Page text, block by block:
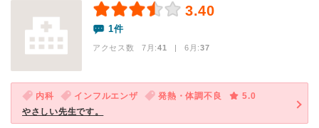
3.40
1件
アクセス数 7月:41 | 6月:37
内科 インフルエンザ 発熱・体調不良
5.0
やさしい先生です。